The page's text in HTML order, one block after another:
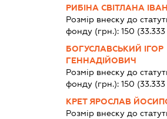
РИБІНА СВІТЛАНА
Розмір внеску до
фонду (грн.):150 (33.333
БОГУСЛАВСЬКИЙ ІГОР
ГЕННАДІЙОВИЧ
Розмір внеску до
фонду (грн.):150 (33.333
КРЕТ ЯРОСЛАВ
Розмір внеску до